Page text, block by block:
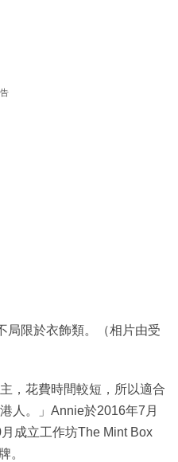
局限於衣飾類。（相片由受
，花費時間較短，所以適合
人。」Annie於2016年7月
成立工作坊The Mint Box
。